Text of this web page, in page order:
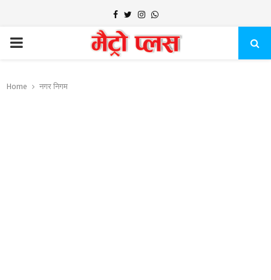
Facebook
TwitterInstagram
Whatsapp
PRIMARY
Home नगर निगम